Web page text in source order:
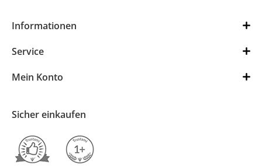
Informationen
Service
Mein Konto
Sicher einkaufen